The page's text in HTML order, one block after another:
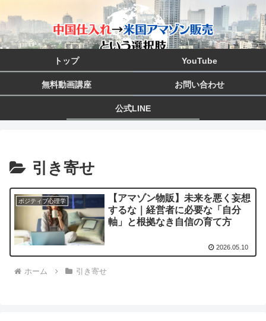
トップ YouTube
無料動画講座 お問い合わせ
公式LINE
引き寄せ
ポジティブ心理学
【アマゾン物販】未来を悪く妄想
するな｜経営者に必要な「自分
軸」と根拠なき自信の育て方
2026.05.10
ホーム 引き寄せ